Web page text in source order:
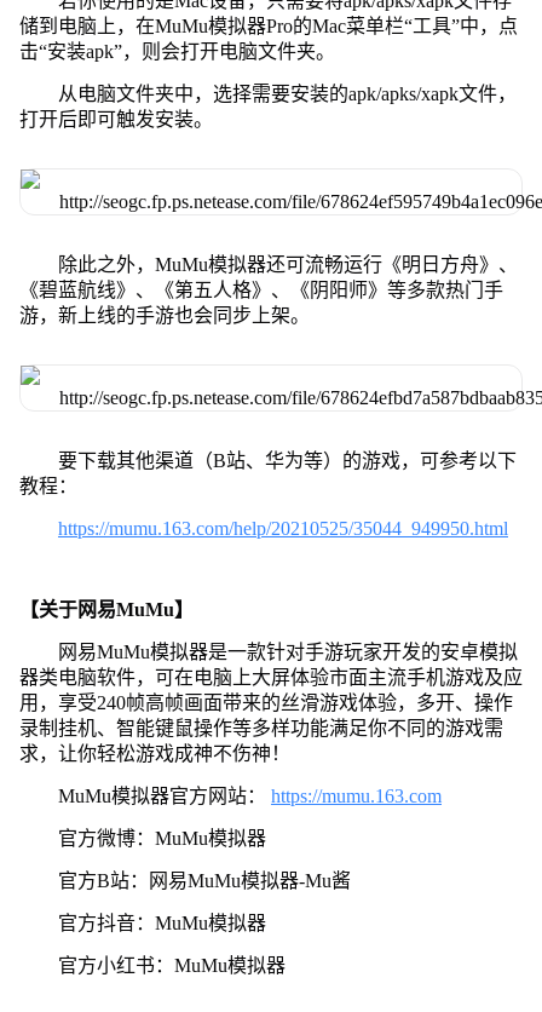
储到电脑上，在MuMu模拟器Pro的Mac菜单栏“工具”中，点
击“安装apk”，则会打开电脑文件夹。
从电脑文件夹中，选择需要安装的apk/apks/xapk文件，
打开后即可触发安装。
除此之外，MuMu模拟器还可流畅运行《明日方舟》、
《碧蓝航线》、《第五人格》、《阴阳师》等多款热门手
游，新上线的手游也会同步上架。
要下载其他渠道（B站、华为等）的游戏，可参考以下
教程：
https://mumu.163.com/help/20210525/35044_949950.html
【关于网易MuMu】
网易MuMu模拟器是一款针对手游玩家开发的安卓模拟
器类电脑软件，可在电脑上大屏体验市面主流手机游戏及应
用，享受240帧高帧画面带来的丝滑游戏体验，多开、操作
录制挂机、智能键鼠操作等多样功能满足你不同的游戏需
求，让你轻松游戏成神不伤神！
MuMu模拟器官方网站： https://mumu.163.com
官方微博：MuMu模拟器
官方B站：网易MuMu模拟器-Mu酱
官方抖音：MuMu模拟器
官方小红书：MuMu模拟器